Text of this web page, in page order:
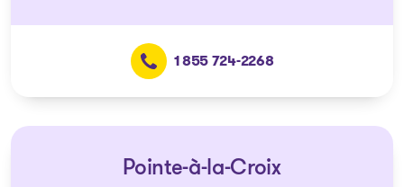
1 855 724-2268
Pointe-à-la-Croix